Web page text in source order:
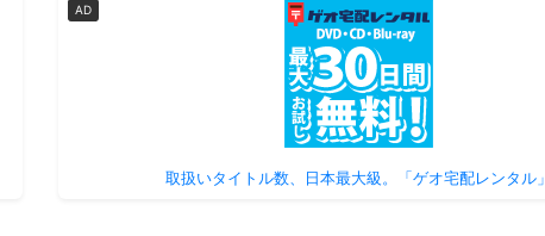
AD
取扱いタイトル数、日本最大級。「ゲオ宅配レンタル」